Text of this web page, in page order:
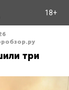
18+
три